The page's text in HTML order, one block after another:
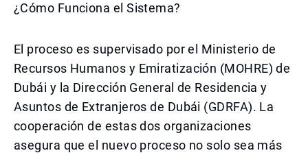
¿Cómo Funciona el Sistema?
El proceso es supervisado por el Ministerio de
Recursos Humanos y Emiratización (MOHRE) de
Dubái y la Dirección General de Residencia y
Asuntos de Extranjeros de Dubái (GDRFA). La
cooperación de estas dos organizaciones
asegura que el nuevo proceso no solo sea más